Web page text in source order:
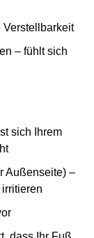
Verstellbarkeit
– fühlt sich
sich Ihrem
Außenseite) –